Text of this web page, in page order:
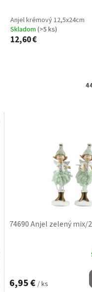
Anjel krémový 12,5x24cm
Skladom (>5 ks)
12,60 €
74690 Anjel zelený mix/
6,95 € / ks